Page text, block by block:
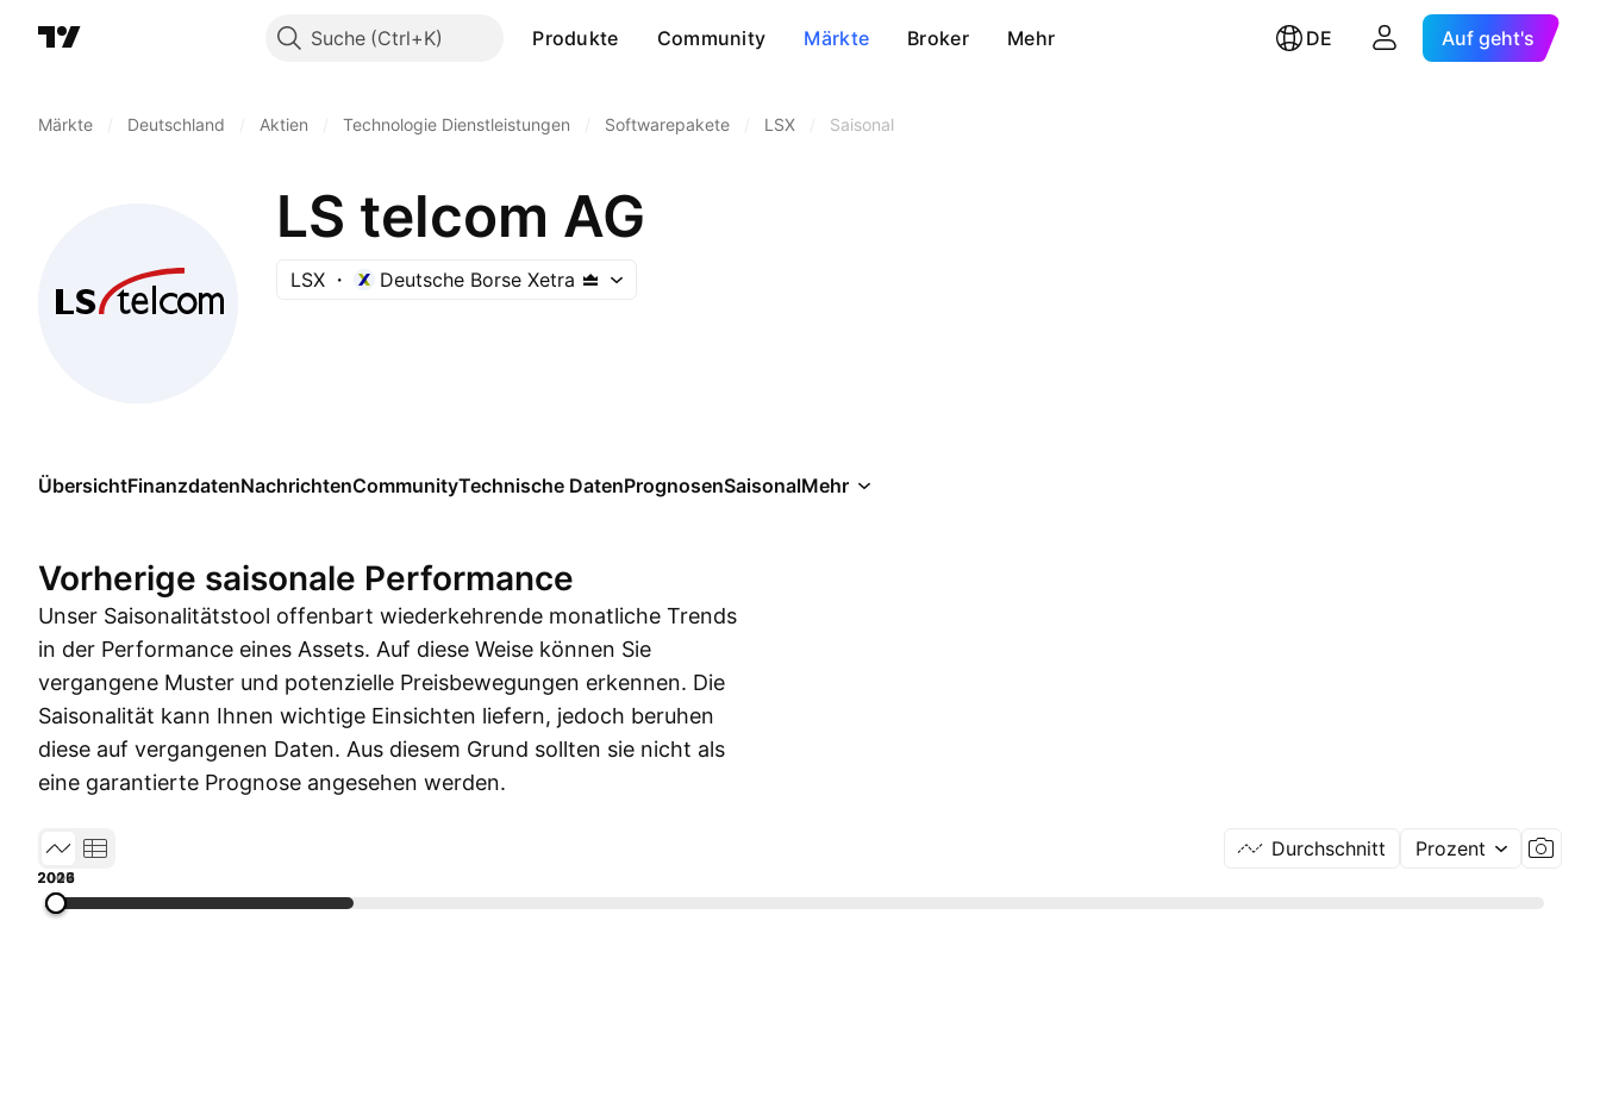
Suche Produkte Community Märkte Broker Mehr DE Auf geht's
Märkte Deutschland Aktien Technologie Dienstleistungen Softwarepakete LSX Saisonal
LS telcom AG
LSX Deutsche Borse Xetra
ÜbersichtFinanzdatenNachrichtenCommunityTechnische DatenPrognosenSaisonalMehr
Vorherige saisonale Performance
Unser Saisonalitätstool offenbart wiederkehrende monatliche Trends
in der Performance eines Assets. Auf diese Weise können Sie
vergangene Muster und potenzielle Preisbewegungen erkennen. Die
Saisonalität kann Ihnen wichtige Einsichten liefern, jedoch beruhen
diese auf vergangenen Daten. Aus diesem Grund sollten sie nicht als
eine garantierte Prognose angesehen werden.
Durchschnitt Prozent
2001
2007
2013
2019
2026